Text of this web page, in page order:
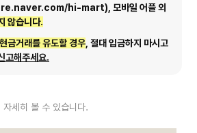
hi-mart), 모바일 어플 외
않습니다.
금거래를 유도할 경우 , 절대 입금하지 마시고
고해주세요.
세히 볼 수 있습니다.